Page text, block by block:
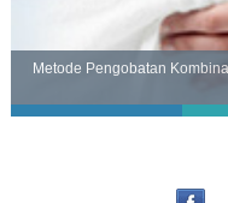
Metode Pengobatan